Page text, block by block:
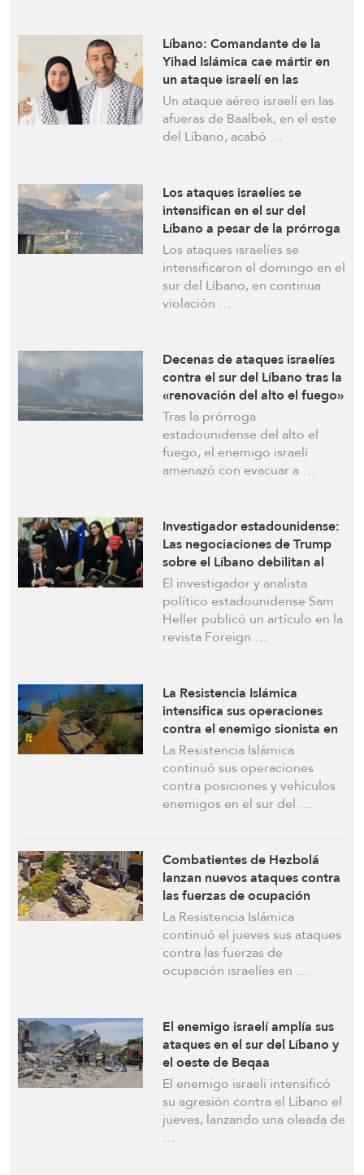
Líbano: Comandante de la
Yihad Islámica cae mártir en
un ataque israelí en las
afueras de Baalbek
Un ataque aéreo israelí en las
afueras de Baalbek, en el este
del Líbano, acabó …
Los ataques israelíes se
intensifican en el sur del
Líbano a pesar de la prórroga
del alto el fuego
Los ataques israelíes se
intensificaron el domingo en el
sur del Líbano, en continua
violación …
Decenas de ataques israelíes
contra el sur del Líbano tras la
«renovación del alto el fuego»
entre el gobierno y el
enemigo, patrocinada por
Washington
Tras la prórroga
estadounidense del alto el
fuego, el enemigo israelí
amenazó con evacuar a …
Investigador estadounidense:
Las negociaciones de Trump
sobre el Líbano debilitan al
Estado libanés y carecen de
garantías
El investigador y analista
político estadounidense Sam
Heller publicó un artículo en la
revista Foreign …
La Resistencia Islámica
intensifica sus operaciones
contra el enemigo sionista en
el sur del Líbano
La Resistencia Islámica
continuó sus operaciones
contra posiciones y vehículos
enemigos en el sur del …
Combatientes de Hezbolá
lanzan nuevos ataques contra
las fuerzas de ocupación
israelíes en el sur del Líbano
La Resistencia Islámica
continuó el jueves sus ataques
contra las fuerzas de
ocupación israelíes en …
El enemigo israelí amplía sus
ataques en el sur del Líbano y
el oeste de Beqaa
El enemigo israelí intensificó
su agresión contra el Líbano el
jueves, lanzando una oleada de
…